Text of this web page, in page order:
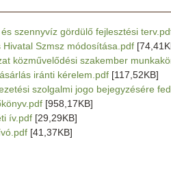
szennyvíz gördülő fejlesztési
Szmsz módosítása.pdf
közművelődési szakember
iránti kérelem.pdf [117,52KB]
szolgalmi jogo bejegyzésére
[958,17KB]
ív.pdf [29,29KB]
[41,37KB]